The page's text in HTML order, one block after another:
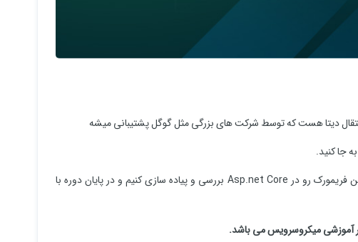
جا کنید.
در این دوره ما میخوایم به بررسی فریمورک gRPC بپردازیم و این فریمورک رو در Asp.net Core بررسی و پیاده سازی کنیم و در پایان دوره با
آموزشی میکروسرویس می باشد.